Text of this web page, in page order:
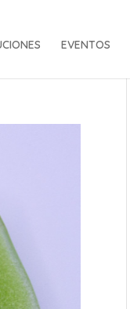
EVENTOS